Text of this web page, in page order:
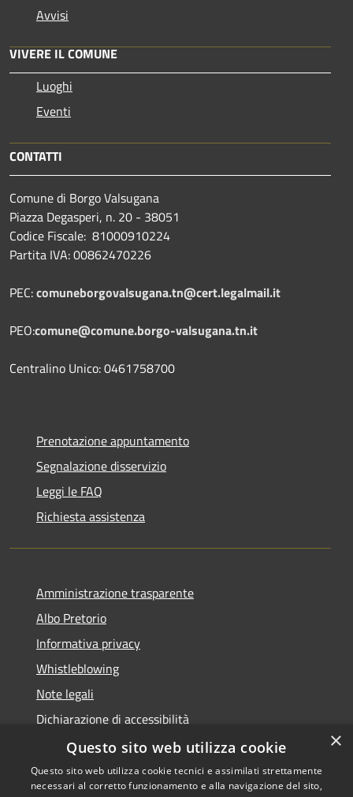
Avvisi
VIVERE IL COMUNE
Luoghi
Eventi
CONTATTI
Comune di Borgo Valsugana
Piazza Degasperi, n. 20 - 38051
Codice Fiscale: 81000910224
Partita IVA: 00862470226
PEC:comuneborgovalsugana.tn@cert.legalmail.it
PEO:comune@comune.borgo-valsugana.tn.it
Centralino Unico: 0461758700
Prenotazione appuntamento
Segnalazione disservizio
Leggi le FAQ
Richiesta assistenza
Amministrazione trasparente
Albo Pretorio
Informativa privacy
Whistleblowing
Note legali
Dichiarazione di accessibilità
Feedback accessibilità
×
Questo sito web utilizza cookie
Questo sito web utilizza cookie tecnici e assimilati strettamente
necessari al corretto funzionamento e alla navigazione del sito,